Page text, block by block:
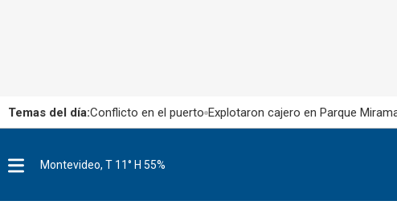
Temas del día:Conflicto en el puerto Explotaron cajero en Parque
u
Montevideo, T 11° H 55%